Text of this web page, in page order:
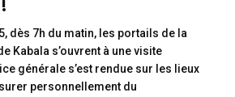
dès 7h du matin, les portails de la
Kabala s’ouvrent à une visite
générale s’est rendue sur les lieux
personnellement du